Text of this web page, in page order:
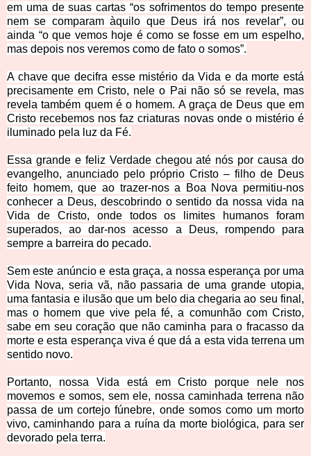
em uma de suas cartas “os sofrimentos do tempo presente
nem se comparam àquilo que Deus irá nos revelar”, ou
ainda “o que vemos hoje é como se fosse em um espelho,
mas depois nos veremos como de fato o somos”.
A chave que decifra esse mistério da Vida e da morte está
precisamente em Cristo, nele o Pai não só se revela, mas
revela também quem é o homem. A graça de Deus que em
Cristo recebemos nos faz criaturas novas onde o mistério é
iluminado pela luz da Fé.
Essa grande e feliz Verdade chegou até nós por causa do
evangelho, anunciado pelo próprio Cristo – filho de Deus
feito homem, que ao trazer-nos a Boa Nova permitiu-nos
conhecer a Deus, descobrindo o sentido da nossa vida na
Vida de Cristo, onde todos os limites humanos foram
superados, ao dar-nos acesso a Deus, rompendo para
sempre a barreira do pecado.
Sem este anúncio e esta graça, a nossa esperança por uma
Vida Nova, seria vã, não passaria de uma grande utopia,
uma fantasia e ilusão que um belo dia chegaria ao seu final,
mas o homem que vive pela fé, a comunhão com Cristo,
sabe em seu coração que não caminha para o fracasso da
morte e esta esperança viva é que dá a esta vida terrena um
sentido novo.
Portanto, nossa Vida está em Cristo porque nele nos
movemos e somos, sem ele, nossa caminhada terrena não
passa de um cortejo fúnebre, onde somos como um morto
vivo, caminhando para a ruína da morte biológica, para ser
devorado pela terra.